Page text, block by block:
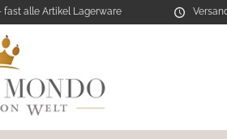
fast alle Artikel Lagerware